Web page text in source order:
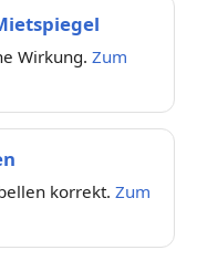
Wirkung. Zum
korrekt. Zum